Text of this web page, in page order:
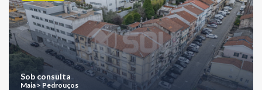
Sob consulta
Maia > Pedrouços